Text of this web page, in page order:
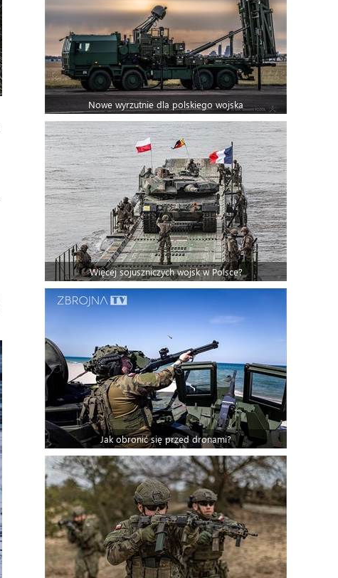
Nowe wyrzutnie dla polskiego wojska
Więcej sojuszniczych wojsk w Polsce?
Jak obronić się przed dronami?